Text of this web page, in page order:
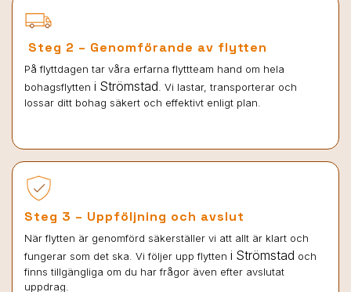
Steg 2 – Genomförande av flytten
På flyttdagen tar våra erfarna flyttteam hand om hela
bohagsflytten i Strömstad . Vi lastar, transporterar och
lossar ditt bohag säkert och effektivt enligt plan.
Steg 3 – Uppföljning och avslut
När flytten är genomförd säkerställer vi att allt är klart och
fungerar som det ska. Vi följer upp flytten i Strömstad och
finns tillgängliga om du har frågor även efter avslutat
uppdrag.